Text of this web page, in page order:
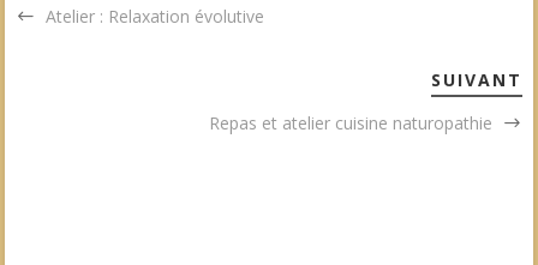
Atelier : Relaxation évolutive
SUIVANT
Repas et atelier cuisine naturopathie